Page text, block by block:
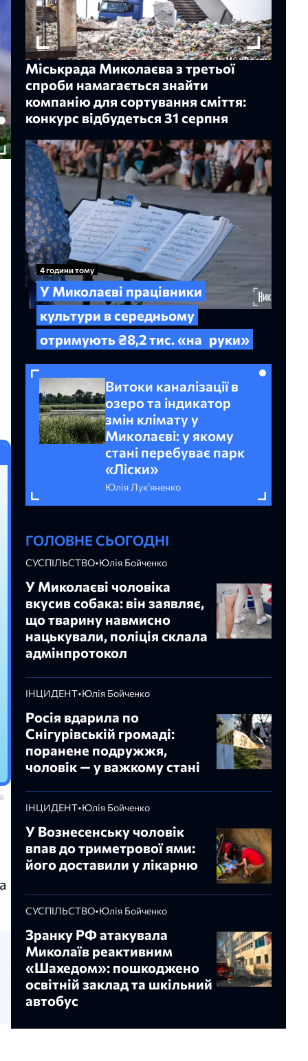
Міськрада Миколаєва з третьої
спроби намагається знайти
компанію для сортування сміття:
конкурс відбудеться 31 серпня
4 години тому
У Миколаєві працівники
культури в середньому
отримують ₴8,2 тис. «на руки»
Витоки каналізації в
озеро та індикатор
змін клімату у
Миколаєві: у якому
стані перебуває парк
«Ліски»
Юлія Лук’яненко
ГОЛОВНЕ СЬОГОДНІ
СУСПІЛЬСТВО•Юлія Бойченко
У Миколаєві чоловіка
вкусив собака: він заявляє,
що тварину навмисно
нацькували, поліція склала
адмінпротокол
ІНЦИДЕНТ•Юлія Бойченко
Росія вдарила по
Снігурівській громаді:
поранене подружжя,
чоловік — у важкому стані
ІНЦИДЕНТ•Юлія Бойченко
У Вознесенську чоловік
впав до триметрової ями:
його доставили у лікарню
СУСПІЛЬСТВО•Юлія Бойченко
Зранку РФ атакувала
Миколаїв реактивним
«Шахедом»: пошкоджено
освітній заклад та шкільний
автобус